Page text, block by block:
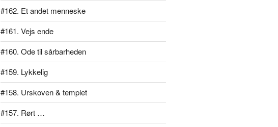
#162. Et andet menneske
#161. Vejs ende
#160. Ode til sårbarheden
#159. Lykkelig
#158. Urskoven & templet
#157. Rørt …